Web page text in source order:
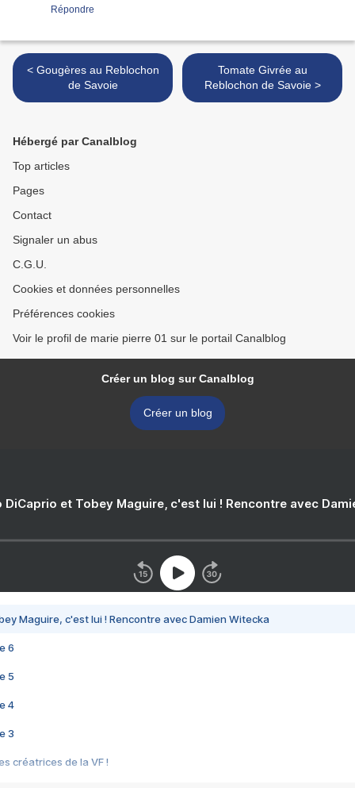
Répondre
< Gougères au Reblochon
de Savoie
Tomate Givrée au
Reblochon de Savoie >
Hébergé par Canalblog
Top articles
Pages
Contact
Signaler un abus
C.G.U.
Cookies et données personnelles
Préférences cookies
Voir le profil de marie pierre 01 sur le portail Canalblog
Créer un blog sur Canalblog
Créer un blog
DiCaprio et Tobey Maguire, c'est lui ! Rencontre avec
Maguire, c'est lui ! Rencontre avec Damien Witecka
6
5
4
3
créatrices de la VF !